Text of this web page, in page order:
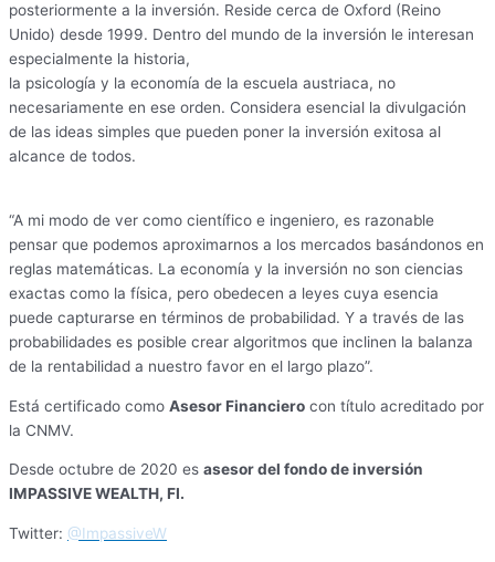
posteriormente a la inversión. Reside cerca de Oxford (Reino
Unido) desde 1999. Dentro del mundo de la inversión le interesan
especialmente la historia,
la psicología y la economía de la escuela austriaca, no
necesariamente en ese orden. Considera esencial la divulgación
de las ideas simples que pueden poner la inversión exitosa al
alcance de todos.
“A mi modo de ver como científico e ingeniero, es razonable
pensar que podemos aproximarnos a los mercados basándonos en
reglas matemáticas. La economía y la inversión no son ciencias
exactas como la física, pero obedecen a leyes cuya esencia
puede capturarse en términos de probabilidad. Y a través de las
probabilidades es posible crear algoritmos que inclinen la balanza
de la rentabilidad a nuestro favor en el largo plazo”.
Está certificado como Asesor Financiero con título acreditado por
la CNMV.
Desde octubre de 2020 es asesor del fondo de inversión
IMPASSIVE WEALTH, FI.
Twitter: @ImpassiveW